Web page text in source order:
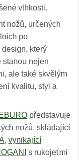
vlhkosti.
nožů, určených
po
který
stanou nejen
ale také skvělým
kvalitu, styl a
představuje
nožů, skládající
, vynikající
s rukojeťmi